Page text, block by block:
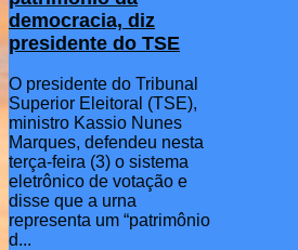
democracia, diz
presidente do TSE
O presidente do Tribunal
Superior Eleitoral (TSE),
ministro Kassio Nunes
Marques, defendeu nesta
terça-feira (3) o sistema
eletrônico de votação e
disse que a urna
representa um “patrimônio
d...